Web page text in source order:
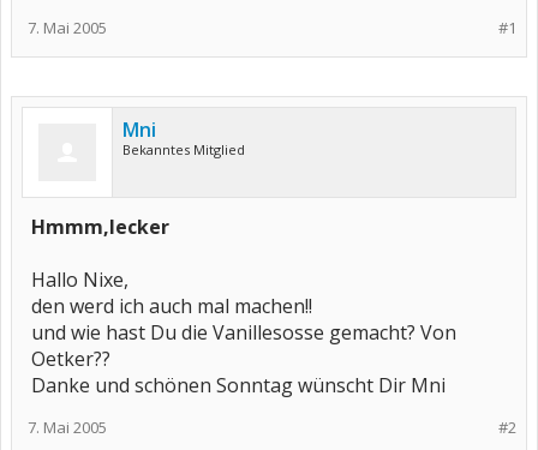
#1
7. Mai 2005
Mni
Bekanntes Mitglied
Hmmm,lecker
Hallo Nixe,
den werd ich auch mal machen!!
und wie hast Du die Vanillesosse gemacht? Von
Oetker??
Danke und schönen Sonntag wünscht Dir Mni
#2
7. Mai 2005